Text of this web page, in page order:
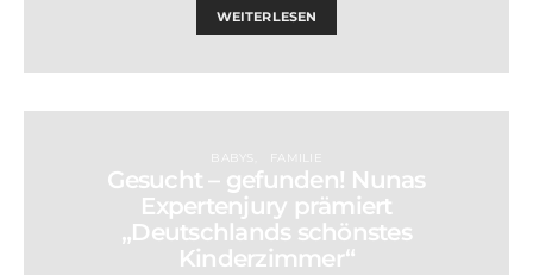
WEITERLESEN
BABYS FAMILIE
Gesucht – gefunden! Nunas
Expertenjury prämiert
„Deutschlands schönstes
Kinderzimmer“